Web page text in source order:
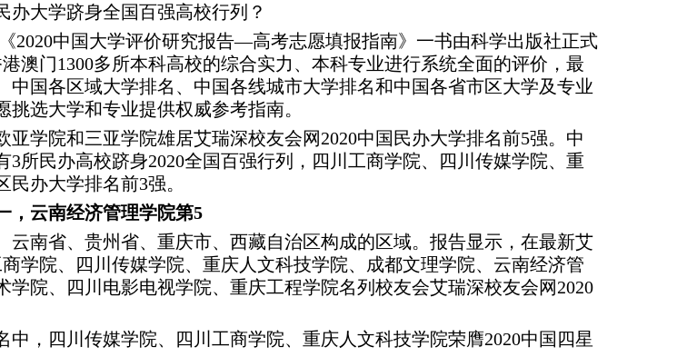
办大学跻身全国百强高校行列？
2020中国大学评价研究报告—高考志愿填报指南》一书由科学出版社正式
澳门1300多所本科高校的综合实力、本科专业进行系统全面的评价，最
中国各区域大学排名、中国各线城市大学排名和中国各省市区大学及专业
选大学和专业提供权威参考指南。
学院和三亚学院雄居艾瑞深校友会网2020中国民办大学排名前5强。中
所民办高校跻身2020全国百强行列，四川工商学院、四川传媒学院、重
办大学排名前3强。
，云南经济管理学院第5
南省、贵州省、重庆市、西藏自治区构成的区域。报告显示，在最新艾
学院、四川传媒学院、重庆人文科技学院、成都文理学院、云南经济管
院、四川电影电视学院、重庆工程学院名列校友会艾瑞深校友会网2020
，四川传媒学院、四川工商学院、重庆人文科技学院荣膺2020中国四星